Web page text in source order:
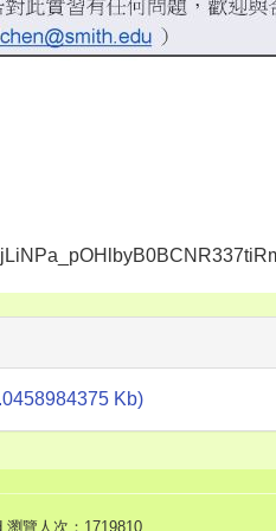
Kb)
瀏覽人次：1719810